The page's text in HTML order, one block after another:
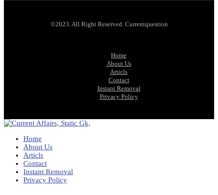
©2023. All Right Reserved. Currentquestion
Home
About Us
Articls
Contact
Instant Removal
Privacy Policy
Home
About Us
Articls
Contact
Instant Removal
Privacy Policy